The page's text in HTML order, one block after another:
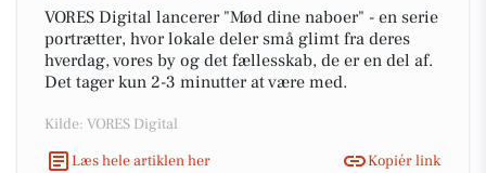
VORES Digital lancerer "Mød dine naboer" - en serie
portrætter, hvor lokale deler små glimt fra deres
hverdag, vores by og det fællesskab, de er en del af.
Det tager kun 2-3 minutter at være med.
Kilde: VORES Digital
Læs hele artiklen her
Kopiér link